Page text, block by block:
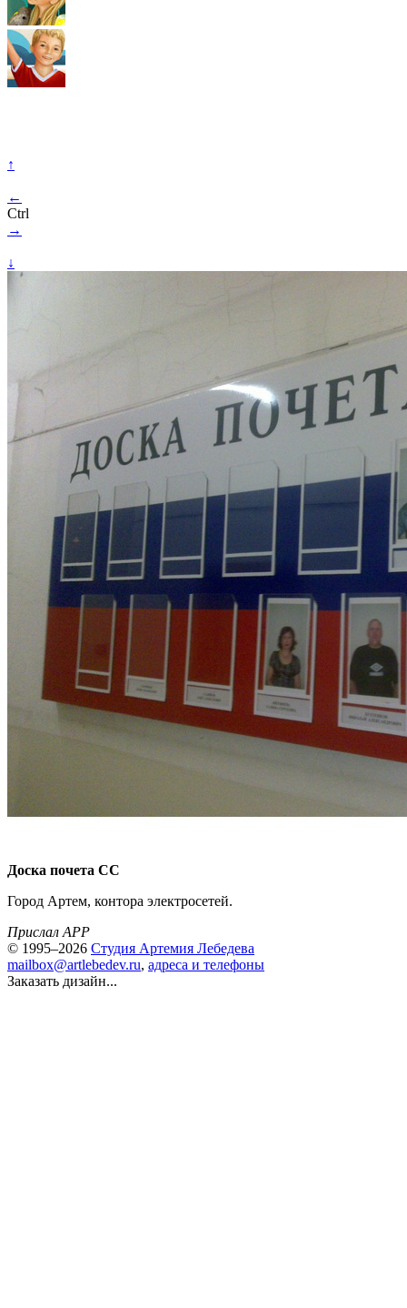
↑
←
Ctrl
→
↓
Доска почета СС
Город Артем, контора электросетей.
Прислал APP
© 1995–2026 Студия Артемия Лебедева
mailbox@artlebedev.ru, адреса и телефоны
Заказать дизайн...